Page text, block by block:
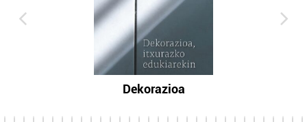
Dekorazioa